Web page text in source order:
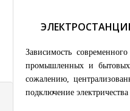
Зависимость
промышленных и бытовых
сожалению,
подключение